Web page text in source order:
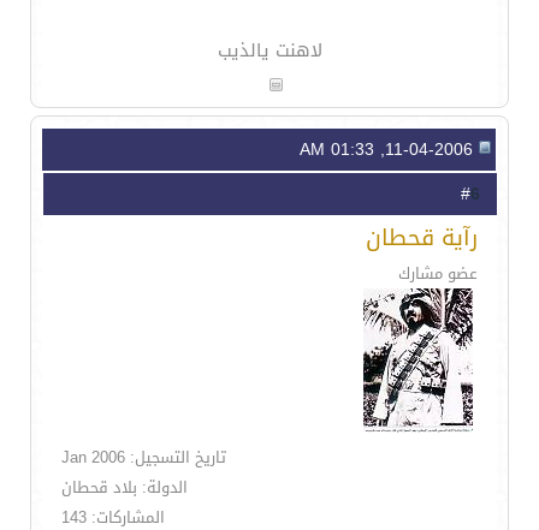
لاهنت يالذيب
6
رآية قحطان
عضو مشارك
تاريخ التسجيل: Jan 2006
الدولة: بلاد قحطان
المشاركات: 143